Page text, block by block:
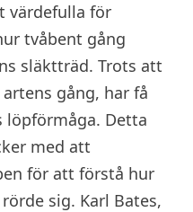
värdefulla för
tvåbent gång
släktträd. Trots att
gång, har få
löpförmåga. Detta
med att
för att förstå hur
sig. Karl Bates,